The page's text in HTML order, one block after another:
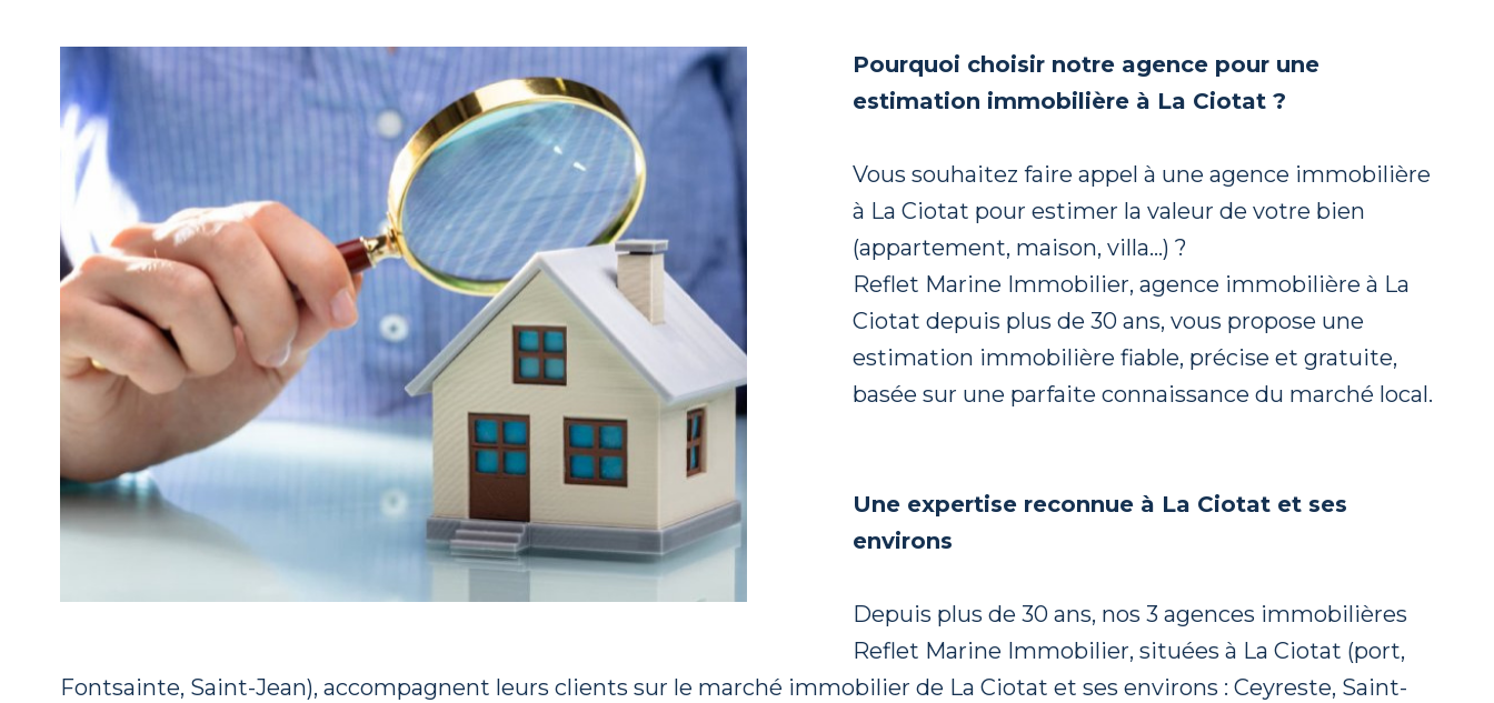
Pourquoi choisir notre agence pour une
estimation immobilière à La Ciotat ?
Vous souhaitez faire appel à une agence immobilière
à La Ciotat pour estimer la valeur de votre bien
(appartement, maison, villa…) ?
Reflet Marine Immobilier, agence immobilière à La
Ciotat depuis plus de 30 ans, vous propose une
estimation immobilière fiable, précise et gratuite,
basée sur une parfaite connaissance du marché local.
Une expertise reconnue à La Ciotat et ses
environs
Depuis plus de 30 ans, nos 3 agences immobilières
Reflet Marine Immobilier, situées à La Ciotat (port,
Fontsainte, Saint-Jean), accompagnent leurs clients sur le marché immobilier de La Ciotat et ses environs : Ceyreste, Saint-